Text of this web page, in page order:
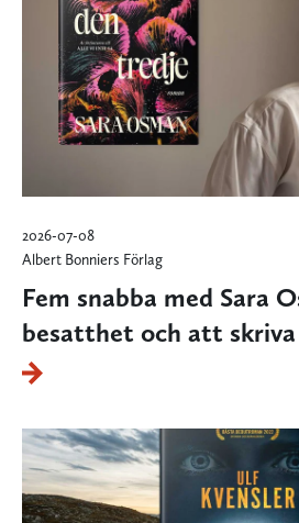
2026-07-08
Albert Bonniers Förlag
Fem snabba med Sara
besatthet och att